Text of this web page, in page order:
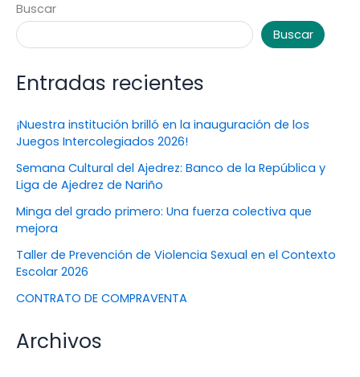
Buscar
Buscar
Entradas recientes
¡Nuestra institución brilló en la inauguración de los
Juegos Intercolegiados 2026!
Semana Cultural del Ajedrez: Banco de la República y
Liga de Ajedrez de Nariño
Minga del grado primero: Una fuerza colectiva que
mejora
Taller de Prevención de Violencia Sexual en el Contexto
Escolar 2026
CONTRATO DE COMPRAVENTA
Archivos